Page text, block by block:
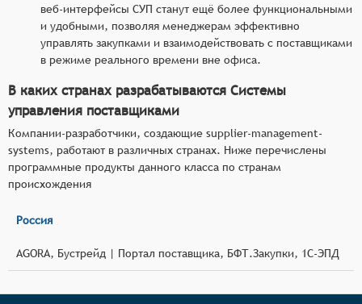
веб-интерфейсы СУП станут ещё более функциональными
и удобными, позволяя менеджерам эффективно
управлять закупками и взаимодействовать с поставщиками
в режиме реального времени вне офиса.
В каких странах разрабатываются Системы
управления поставщиками
Компании-разработчики, создающие supplier-management-
systems, работают в различных странах. Ниже перечислены
программные продукты данного класса по странам
происхождения
Россия
AGORA, Бустрейд | Портал поставщика, БФТ.Закупки, 1С-ЭПД